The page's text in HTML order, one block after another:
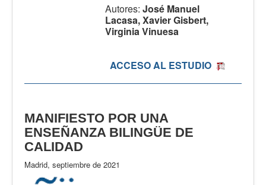
Autores: José Manuel
Lacasa, Xavier Gisbert,
Virginia Vinuesa
ACCESO AL ESTUDIO
MANIFIESTO POR UNA
ENSEÑANZA BILINGÜE DE
CALIDAD
Madrid, septiembre de 2021